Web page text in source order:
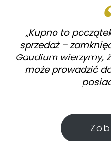
„Kupno to
sprzedaż –
Gaudium wierzymy,
może prowadzić